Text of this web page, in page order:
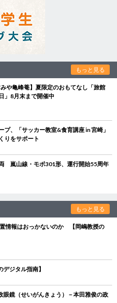
もっと見る
みや亀峰菴】夏限定のおもてなし「旅館
」8月末まで開催中
、「サッカー教室&食育講座 in 宮崎」
りをサポート
嵐山線・モボ301形、運行開始55周年
もっと見る
情報はおっかないのか 【岡嶋教授の
ジタル指南】
鏡（せいがんきょう）－本田雅俊の政